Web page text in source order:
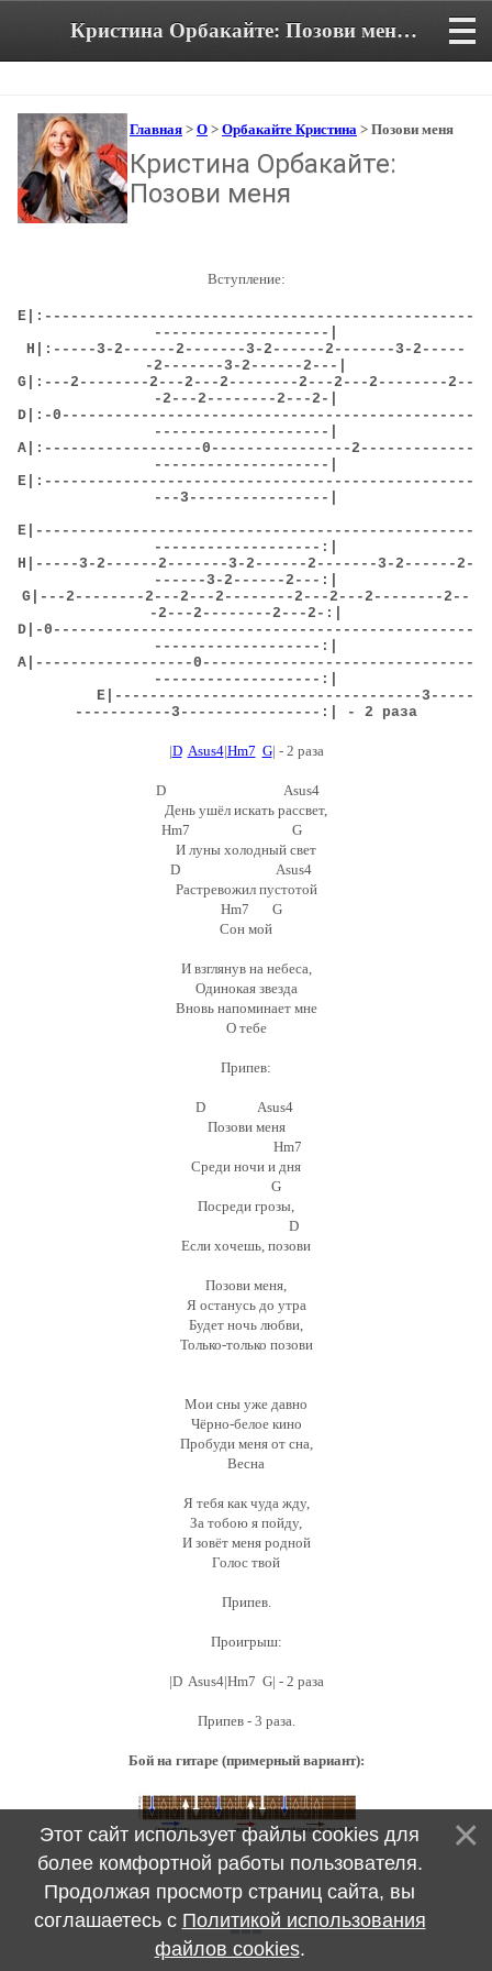
Кристина Орбакайте: Позови меня. Аккорды и текст песни
Главная > О > Орбакайте Кристина > Позови меня
Кристина Орбакайте:
Позови меня
Вступление:
E |:-------------------------------------------------
--------------------|
H |:-----3-2------2-------3-2------2-------3-2-----
-2-------3-2------2---|
G |:---2--------2---2---2--------2---2---2--------2--
-2---2--------2---2-|
D |:-0-----------------------------------------------
--------------------|
A |:------------------0----------------2-------------
--------------------
E |:-------------------------------------------------
---3----------------|
E |--------------------------------------------------
-------------------:|
H |-----3-2------2-------3-2------2-------3-2------2-
------3-2------2---:|
G |---2--------2---2---2--------2---2---2--------2--
-2---2--------2---2-:|
D |-0------------------------------------------------
-------------------:|
A |------------------0-------------------------------
-------------------:
E |-----------------------------------3-----
-----------3----------------:| - 2 раза
|D Asus4|Hm7 G| - 2 раза
D Asus4
День ушёл искать рассвет,
Hm7 G
И луны холодный свет
D Asus4
Растревожил пустотой
Hm7 G
Сон мой
И взглянув на небеса,
Одинокая звезда
Вновь напоминает мне
О тебе
Припев:
D Asus4
Позови меня
Hm7
Среди ночи и дня
G
Посреди грозы,
D
Если хочешь, позови
Позови меня,
Я останусь до утра
Будет ночь любви,
Только-только позови
Мои сны уже давно
Чёрно-белое кино
Пробуди меня от сна,
Весна
Я тебя как чуда жду,
За тобою я пойду,
И зовёт меня родной
Голос твой
Припев.
Проигрыш:
|D Asus4|Hm7 G| - 2 раза
Припев - 3 раза.
Бой на гитаре (примерный вариант):
Этот сайт использует файлы cookies для
более комфортной работы пользователя.
Продолжая просмотр страниц сайта, вы
соглашаетесь с Политикой использования
файлов cookies.